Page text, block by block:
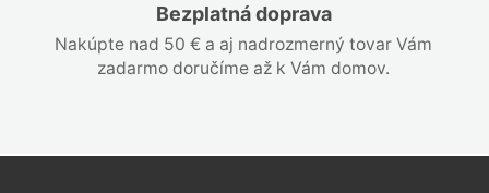
Bezplatná doprava
Nakúpte nad 50 € a aj nadrozmerný tovar Vám
zadarmo doručíme až k Vám domov.